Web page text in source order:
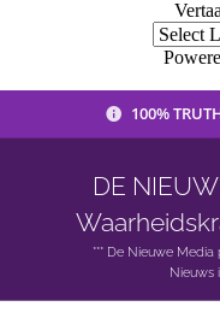
100%
DE
*** De Nieuwe
Nieuws